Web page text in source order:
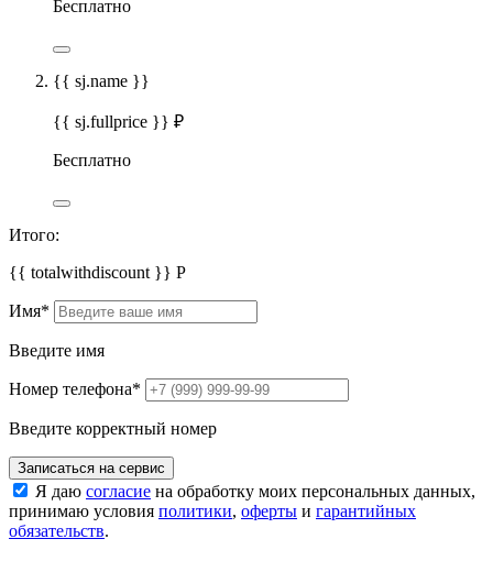
Бесплатно
{{ sj.name }}
{{ sj.fullprice }} ₽
Бесплатно
Итого:
{{ totalwithdiscount }} Р
Имя*
Введите имя
Номер телефона*
Введите корректный номер
Записаться на сервис
Я даю согласие на обработку моих персональных данных,
принимаю условия политики, оферты и гарантийных
обязательств.